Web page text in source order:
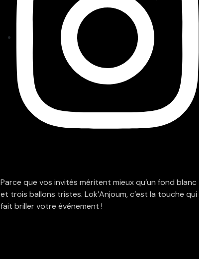
Parce que vos invités méritent mieux qu’un fond blanc
et trois ballons tristes. Lok’Anjoum, c’est la touche qui
fait briller votre événement !